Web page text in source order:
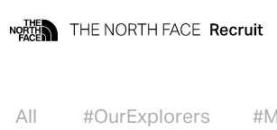
All #OurExplorers